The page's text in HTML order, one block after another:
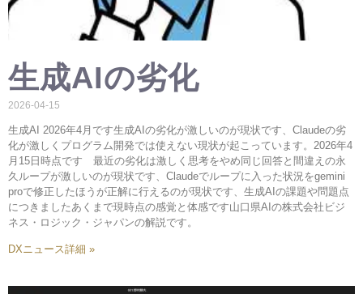
生成AIの劣化
2026-04-15
生成AI 2026年4月です生成AIの劣化が激しいのが現状です、Claudeの劣
化が激しくプログラム開発では使えない現状が起こっています。2026年4
月15日時点です 最近の劣化は激しく思考をやめ同じ回答と間違えの永
久ループが激しいのが現状です、Claudeでループに入った状況をgemini
proで修正したほうが正解に行えるのが現状です、生成AIの課題や問題点
につきましたあくまで現時点の感覚と体感です山口県AIの株式会社ビジ
ネス・ロジック・ジャパンの解説です。
DXニュース詳細 »